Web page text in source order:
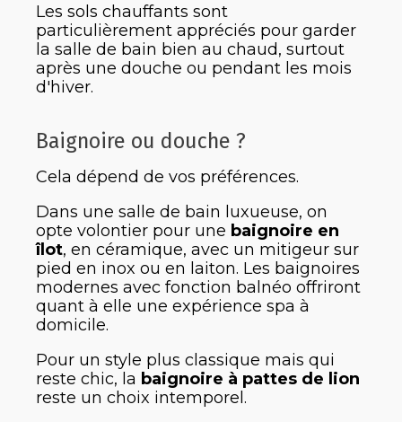
Les sols chauffants sont
particulièrement appréciés pour garder
la salle de bain bien au chaud, surtout
après une douche ou pendant les mois
d'hiver.
Baignoire ou douche ?
Cela dépend de vos préférences.
Dans une salle de bain luxueuse, on
opte volontier pour une baignoire en
îlot, en céramique, avec un mitigeur sur
pied en inox ou en laiton. Les baignoires
modernes avec fonction balnéo offriront
quant à elle une expérience spa à
domicile.
Pour un style plus classique mais qui
reste chic, la baignoire à pattes de lion
reste un choix intemporel.